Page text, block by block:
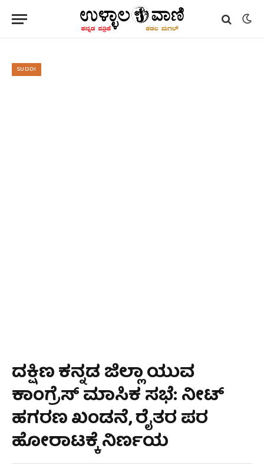
SUDDI
ದಕ್ಷಿಣ ಕನ್ನಡ ಜಿಲ್ಲಾ ಯುವ
ಕಾಂಗ್ರೆಸ್ ಮಾಸಿಕ ಸಭೆ: ನೀಟ್
ಹಗರಣ ಖಂಡನೆ, ರೈತರ ಪರ
ಹೋರಾಟಕ್ಕೆ ನಿರ್ಣಯ